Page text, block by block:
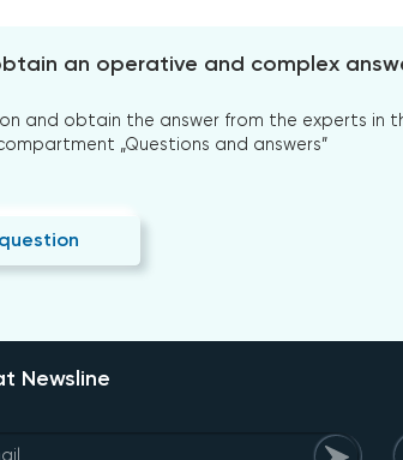
an operative and complex
and obtain the answer from the experts in
„Questions and answers”
Newsline